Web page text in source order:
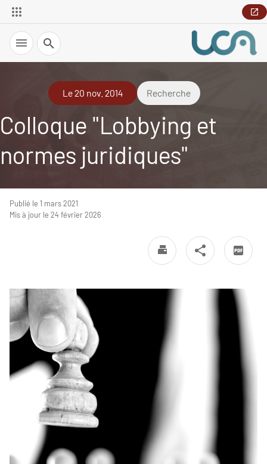
Recherche
Le 20 nov. 2014 Recherche
Colloque "Lobbying et
normes juridiques"
Publié le 1 mars 2021
Mis à jour le 24 février 2026